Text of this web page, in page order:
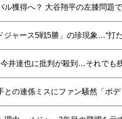
ル獲得へ？ 大谷翔平の左膝問題
ャース5戦5勝」の珍現象…“打
井達也に批判が殺到…それでも
の連係ミスにファン騒然「ボデ